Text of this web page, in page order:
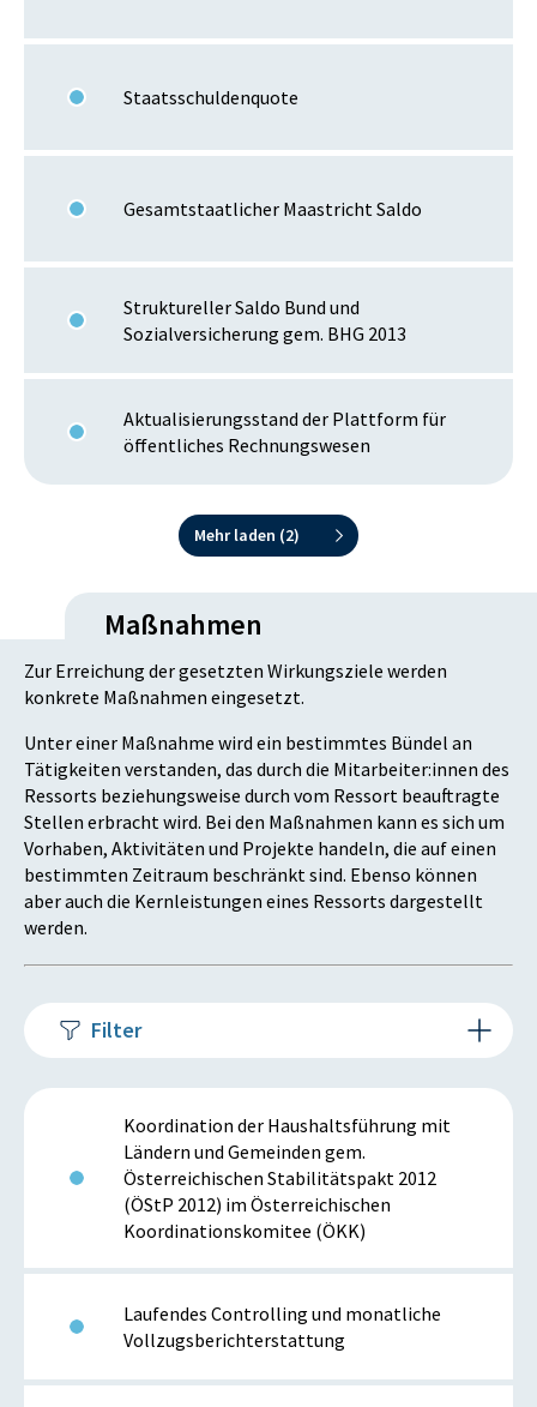
Staatsschuldenquote
Gesamtstaatlicher Maastricht Saldo
Struktureller Saldo Bund und
Sozialversicherung gem. BHG 2013
Aktualisierungsstand der Plattform für
öffentliches Rechnungswesen
Mehr laden (2)
Maßnahmen
Zur Erreichung der gesetzten Wirkungsziele werden
konkrete Maßnahmen eingesetzt.
Unter einer Maßnahme wird ein bestimmtes Bündel an
Tätigkeiten verstanden, das durch die Mitarbeiter:innen des
Ressorts beziehungsweise durch vom Ressort beauftragte
Stellen erbracht wird. Bei den Maßnahmen kann es sich um
Vorhaben, Aktivitäten und Projekte handeln, die auf einen
bestimmten Zeitraum beschränkt sind. Ebenso können
aber auch die Kernleistungen eines Ressorts dargestellt
werden.
Filter
Koordination der Haushaltsführung mit
Ländern und Gemeinden gem.
Österreichischen Stabilitätspakt 2012
(ÖStP 2012) im Österreichischen
Koordinationskomitee (ÖKK)
Laufendes Controlling und monatliche
Vollzugsberichterstattung